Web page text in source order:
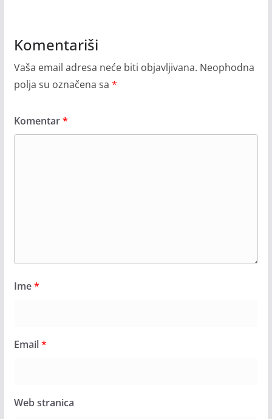
Komentariši
Vaša email adresa neće biti objavljivana. Neophodna
polja su označena sa *
Komentar*
Ime*
Email*
Web stranica